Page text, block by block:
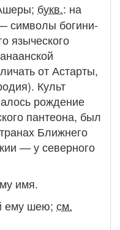
; букв.: на
символы богини-
языческого
от Астарты,
Культ
рождение
пантеона, был
Ближнего
— у северного
имя.
ему шею; см.